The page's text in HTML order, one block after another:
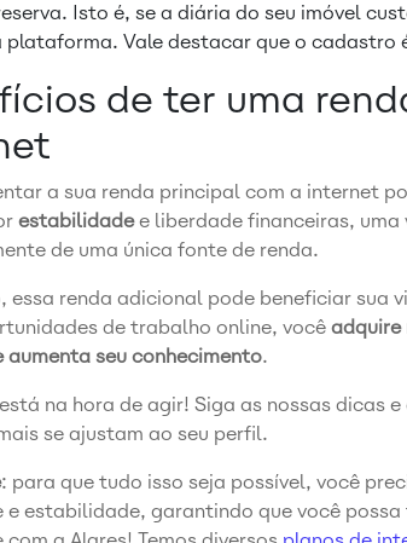
Isto é, se a diária do seu imóvel
plataforma. Vale destacar que o cadastro
de ter uma
a sua renda principal com a internet
estabilidadee liberdade financeiras, uma
de uma única fonte de renda.
essa renda adicional pode beneficiar sua
de trabalho online, você adquire
seu conhecimento.
na hora de agir! Siga as nossas dicas
se ajustam ao seu perfil.
: para que tudo isso seja possível, você
e estabilidade, garantindo que você